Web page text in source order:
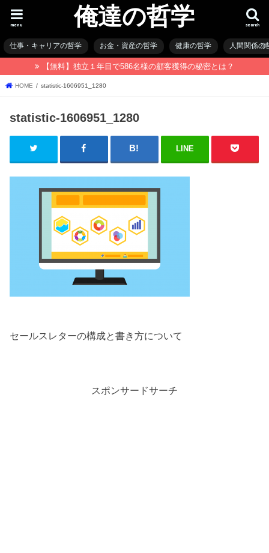
俺達の哲学 search
menu
仕事・キャリアの哲学 お金・資産の哲学 健康の哲学 人間関係の
【無料】独立１年目で586名様の顧客獲得の秘密とは？
HOME statistic-1606951_1280
statistic-1606951_1280
LINE
セールスレターの構成と書き方について
スポンサードサーチ